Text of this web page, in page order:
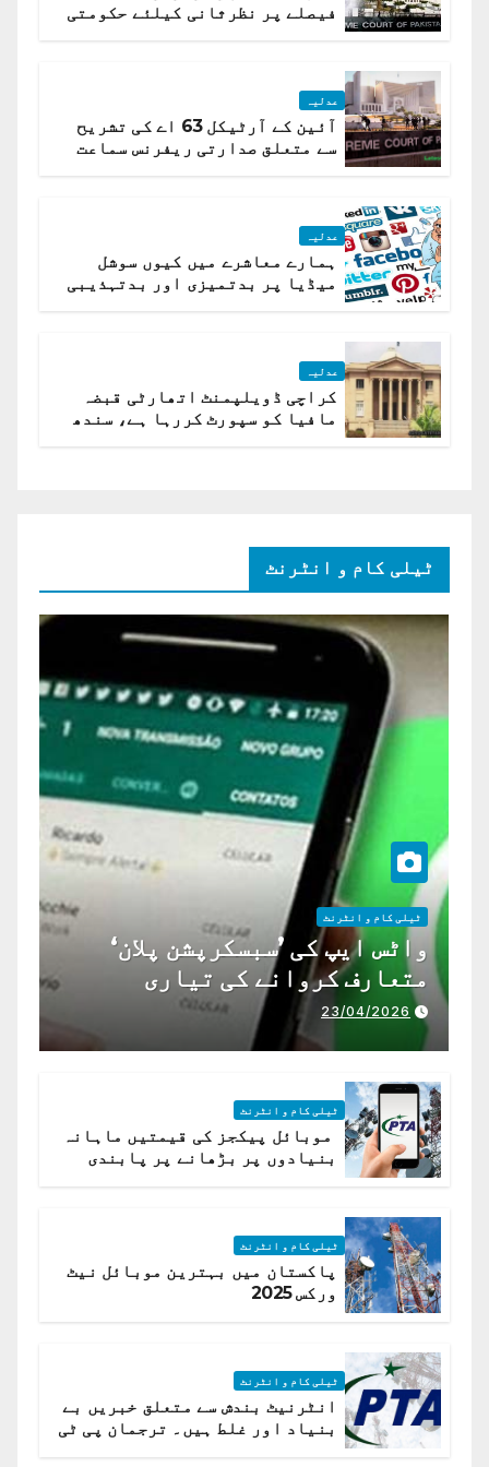
فیصلے پر نظرثانی کیلئے حکومتی
عدلیہ
آئین کے آرٹیکل 63 اے کی تشریح
سے متعلق صدارتی ریفرنس سماعت
عدلیہ
ہمارے معاشرے میں کیوں سوشل
میڈیا پر بدتمیزی اور بدتہذیبی
عدلیہ
کراچی ڈویلپمنٹ اتھارٹی قبضہ
مافیا کو سپورٹ کررہا ہے، سندھ
ٹیلی کام و انٹرنٹ
ٹیلی کام و انٹرنٹ
واٹس ایپ کی ’سبسکرپشن پلان‘
متعارف کروانے کی تیاری
23/04/2026
ٹیلی کام و انٹرنٹ
موبائل پیکجز کی قیمتیں ماہانہ
بنیادوں پر بڑھانے پر پابندی
ٹیلی کام و انٹرنٹ
پاکستان میں بہترین موبائل نیٹ
ورکس 2025
ٹیلی کام و انٹرنٹ
انٹرنیٹ بندش سے متعلق خبریں بے
بنیاد اور غلط ہیں۔ ترجمان پی ٹی